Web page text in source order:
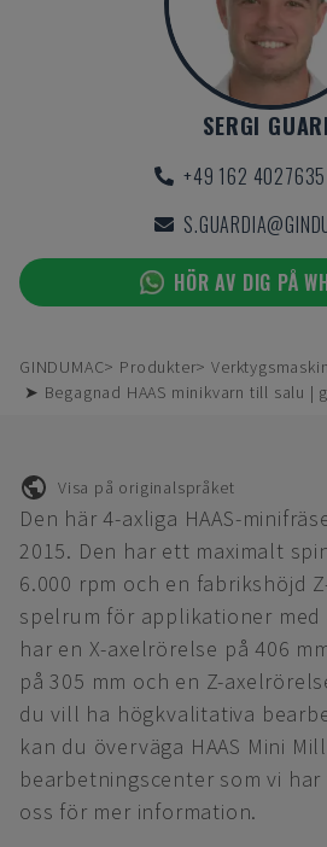
SERGI
+49 162 4027635
HÖR AV DIG PÅ
GINDUMAC Produkter
➤ Begagnad HAAS minikvarn till salu |
Visa på originalspråket
Den här 4-axliga HAAS-
2015. Den har ett maximalt
6.000 rpm och en fabrikshöjd
spelrum för applikationer med
har en X-axelrörelse på 406
på 305 mm och en Z-
du vill ha högkvalitativa
kan du överväga HAAS Mini
bearbetningscenter som vi
oss för mer information.